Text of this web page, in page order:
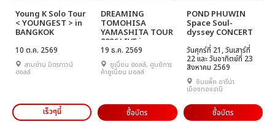
Young K Solo Tour
< YOUNGEST > in
BANGKOK
10 ต.ค. 2569
สามย่าน มิตรทาวน์
ฮอลล์
เร็วๆนี้
DREAMING
TOMOHISA
YAMASHITA TOUR
2026 LIVE in
BANGKOK
19 ธ.ค. 2569
ยูเนี่ยน ฮอลล์, ศูนย์การ
ค้ายูเนี่ยน มอลล์
ซื้อบัตร
POND PHUWIN
Space Soul-
dyssey CONCERT
วันศุกร์ที่ 21, วันเสาร์ที่
22 และ วันอาทิตย์ที่ 23
สิงหาคม 2569
อิมแพ็ค อารีน่า
เมืองทองธานี
ซื้อบัตร